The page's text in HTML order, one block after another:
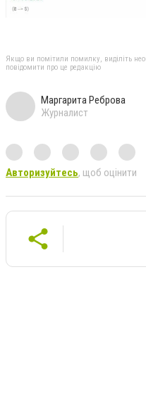
Якщо ви помітили помилку, виділіть
повідомити про це редакцію
Маргарита Реброва
Журналист
Авторизуйтесь, щоб оцінити